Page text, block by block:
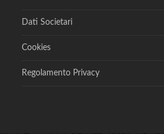
Dati Societari
Cookies
Regolamento Privacy